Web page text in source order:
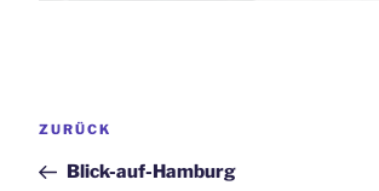
Vorheriger
ZURÜCK
Blick-auf-Hamburg